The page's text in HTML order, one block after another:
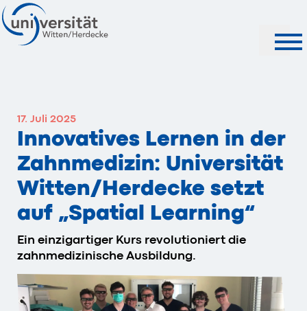
17. Juli 2025
Innovatives Lernen in der
Zahnmedizin: Universität
Witten/Herdecke setzt
auf „Spatial Learning“
Ein einzigartiger Kurs revolutioniert die
zahnmedizinische Ausbildung.